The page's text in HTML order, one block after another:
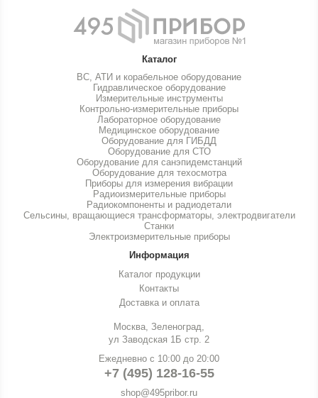
Каталог
ВС, АТИ и корабельное оборудование
Гидравлическое оборудование
Измерительные инструменты
Контрольно-измерительные приборы
Лабораторное оборудование
Медицинское оборудование
Оборудование для ГИБДД
Оборудование для СТО
Оборудование для санэпидемстанций
Оборудование для техосмотра
Приборы для измерения вибрации
Радиоизмерительные приборы
Радиокомпоненты и радиодетали
Сельсины, вращающиеся трансформаторы, электродвигатели
Станки
Электроизмерительные приборы
Информация
Каталог продукции
Контакты
Доставка и оплата
Москва, Зеленоград,
ул Заводская 1Б стр. 2
Ежедневно с 10:00 до 20:00
+7 (495) 128-16-55
shop@495pribor.ru